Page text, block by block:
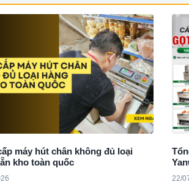
máy hút chân không đủ loại
kho toàn quốc
22/